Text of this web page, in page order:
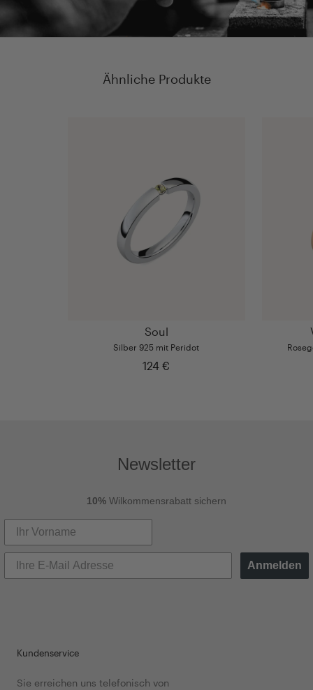
Ähnliche Produkte
Soul
Silber 925 mit Peridot
124 €
Newsletter
10% Wilkommensrabatt sichern
Anmelden
Kundenservice
Sie erreichen uns telefonisch von